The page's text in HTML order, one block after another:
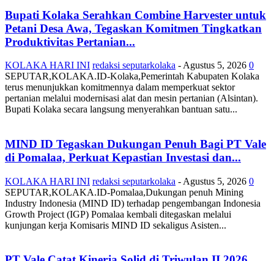
Bupati Kolaka Serahkan Combine Harvester untuk
Petani Desa Awa, Tegaskan Komitmen Tingkatkan
Produktivitas Pertanian...
KOLAKA HARI INI redaksi seputarkolaka - Agustus 5, 2026 0
SEPUTAR,KOLAKA.ID-Kolaka,Pemerintah Kabupaten Kolaka
terus menunjukkan komitmennya dalam memperkuat sektor
pertanian melalui modernisasi alat dan mesin pertanian (Alsintan).
Bupati Kolaka secara langsung menyerahkan bantuan satu...
MIND ID Tegaskan Dukungan Penuh Bagi PT Vale
di Pomalaa, Perkuat Kepastian Investasi dan...
KOLAKA HARI INI redaksi seputarkolaka - Agustus 5, 2026 0
SEPUTAR,KOLAKA.ID-Pomalaa,Dukungan penuh Mining
Industry Indonesia (MIND ID) terhadap pengembangan Indonesia
Growth Project (IGP) Pomalaa kembali ditegaskan melalui
kunjungan kerja Komisaris MIND ID sekaligus Asisten...